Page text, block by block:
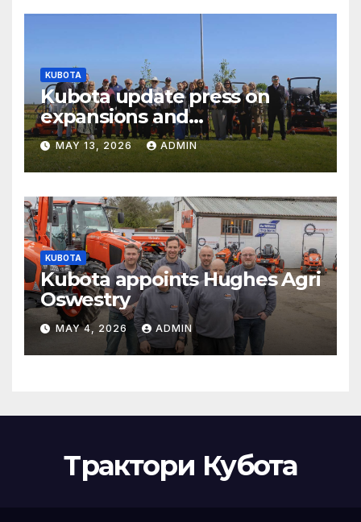
KUBOTA
Kubota update press on
expansions and
electrification of popular
mower ranges
MAY 13, 2026 ADMIN
KUBOTA
Kubota appoints Hughes Agri
Oswestry
MAY 4, 2026 ADMIN
Трактори Кубота